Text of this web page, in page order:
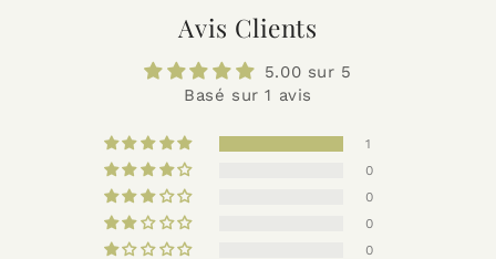
Avis Clients
5.00 sur 5
Basé sur 1 avis
1
0
0
0
0